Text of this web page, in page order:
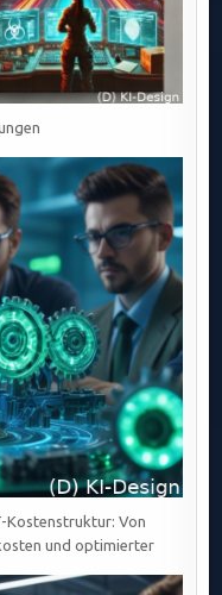
Kostenstruktur: Von
und optimierter